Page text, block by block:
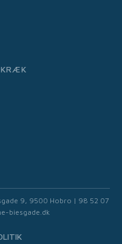
9, 9500 Hobro | 98 52 07
biesgade.dk